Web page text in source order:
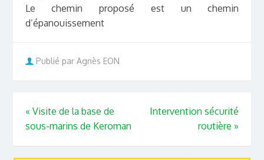
Le chemin proposé est un chemin
d’épanouissement
Publié par Agnès EON
« Visite de la base de
sous-marins de Keroman
Intervention sécurité
routière »